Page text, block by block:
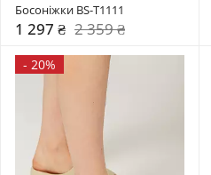
Босоніжки BS-T1111
1 297 ₴ 2 359 ₴
- 20%